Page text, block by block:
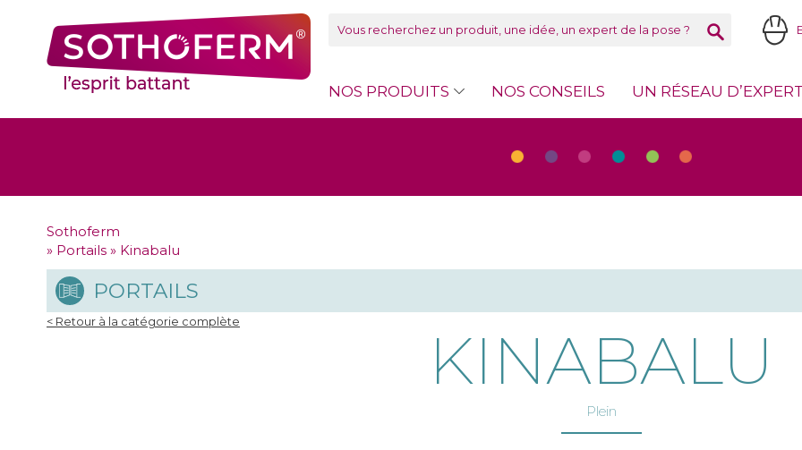
NOS PRODUITS NOS CONSEILS UN RÉSEAU
Sothoferm
» Portails » Kinabalu
PORTAILS
< Retour à la catégorie complète KINABALU
Plein